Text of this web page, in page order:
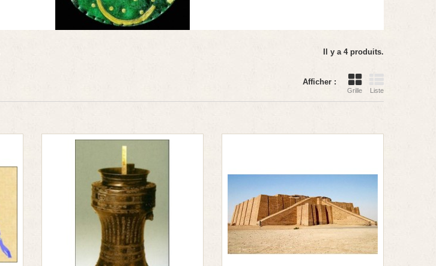
Il y a 4 produits.
Afficher :
Grille Liste